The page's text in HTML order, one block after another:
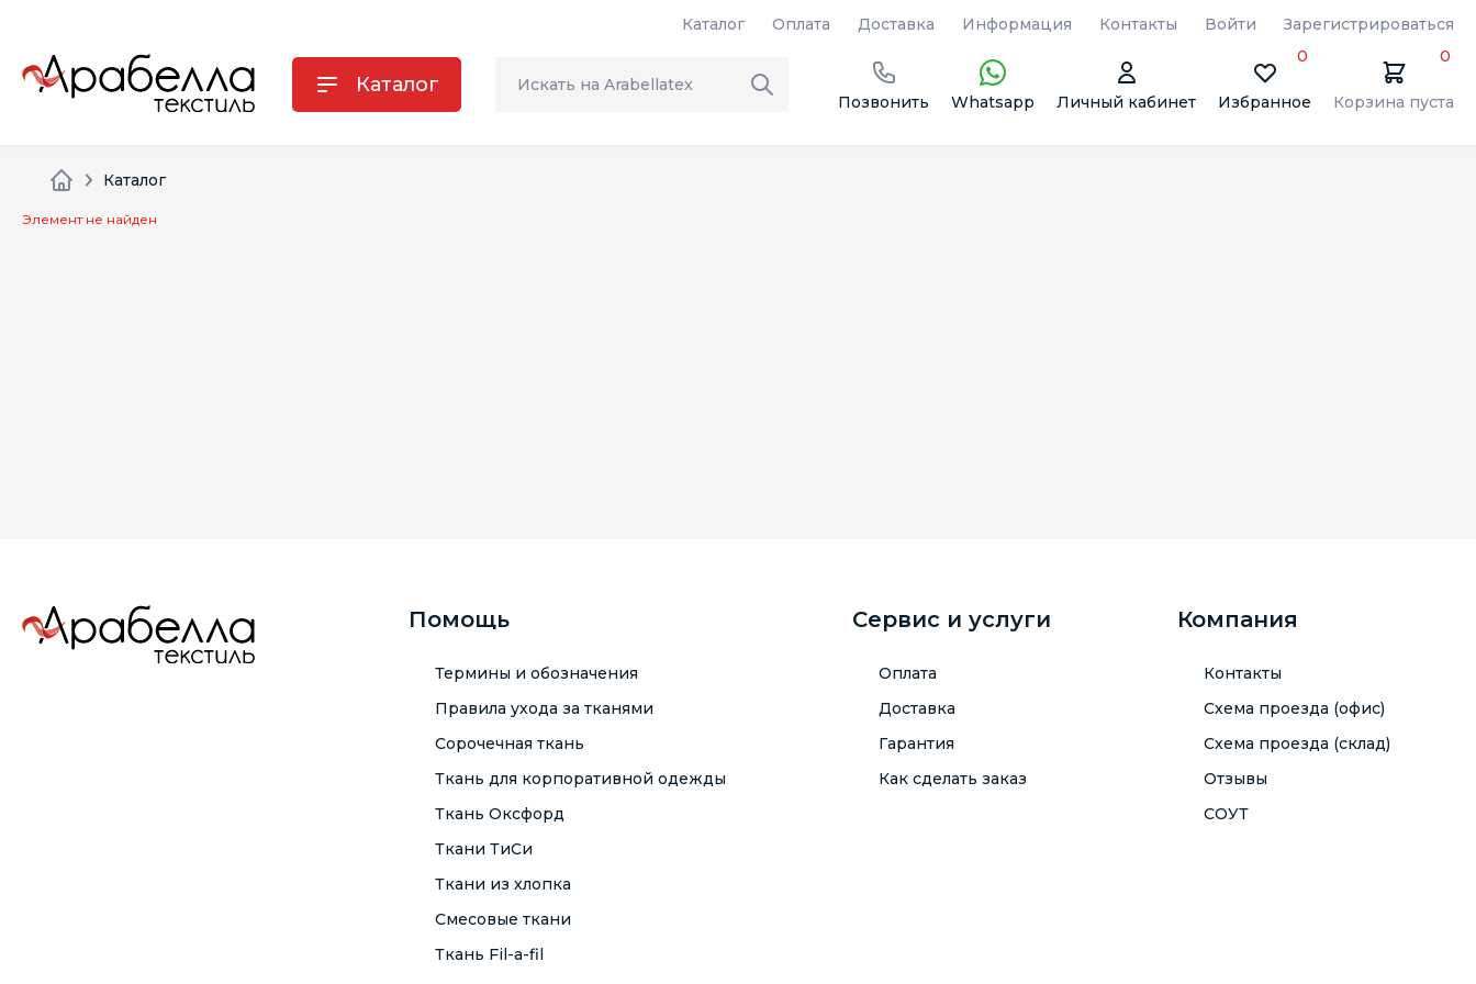
Каталог Оплата Доставка Информация Контакты Войти Зарегистрироваться
Каталог
Позвонить Whatsapp Личный кабинет Избранное
0
Корзина пуста
0
Каталог
Элемент не найден
Помощь
Термины и обозначения
Правила ухода за тканями
Сорочечная ткань
Ткань для корпоративной одежды
Ткань Оксфорд
Ткани ТиСи
Ткани из хлопка
Смесовые ткани
Ткань Fil-a-fil
Сервис и услуги
Оплата
Доставка
Гарантия
Как сделать заказ
Компания
Контакты
Схема проезда (офис)
Схема проезда (склад)
Отзывы
СОУТ